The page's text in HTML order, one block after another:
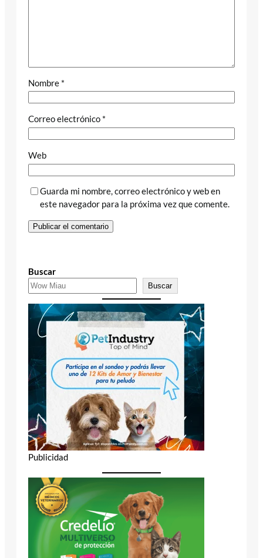
Nombre *
Correo electrónico *
Web
Guarda mi nombre, correo electrónico y web en
este navegador para la próxima vez que comente.
Buscar
Buscar
Publicidad